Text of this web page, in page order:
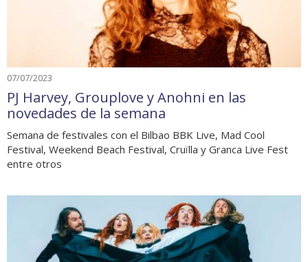
07/07/2023
PJ Harvey, Grouplove y Anohni en las
novedades de la semana
Semana de festivales con el Bilbao BBK Live, Mad Cool
Festival, Weekend Beach Festival, Cruïlla y Granca Live Fest
entre otros